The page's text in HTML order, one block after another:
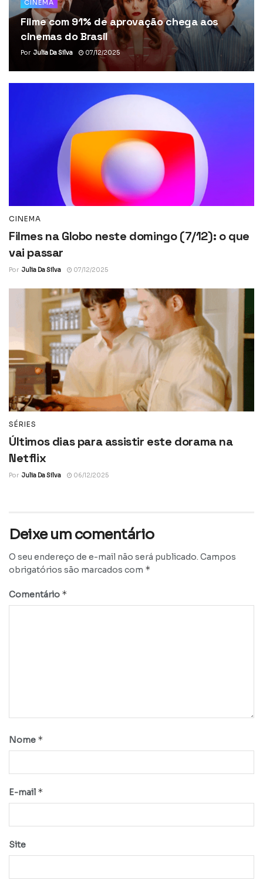
CINEMA
Filme com 91% de aprovação chega aos
cinemas do Brasil
Por Julia Da Silva 07/12/2025
CINEMA
Filmes na Globo neste domingo (7/12): o que
vai passar
Por Julia Da Silva 07/12/2025
SÉRIES
Últimos dias para assistir este dorama na
Netflix
Por Julia Da Silva 06/12/2025
Deixe um comentário
O seu endereço de e-mail não será publicado. Campos
obrigatórios são marcados com *
Comentário *
Nome *
E-mail *
Site